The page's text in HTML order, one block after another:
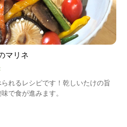
マリネ
れるレシピです！乾しいたけの旨
で食が進みます。